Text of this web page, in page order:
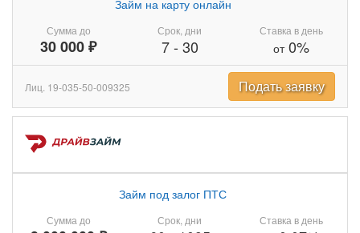
Сумма до
30 000 ₽
Займ на карту онлайн
Срок, дни
7- 30
Ставка в день
от0%
Лиц. 19-035-50-009325 Подать заявку
Сумма до
Займ под залог ПТС
Срок, дни Ставка в день